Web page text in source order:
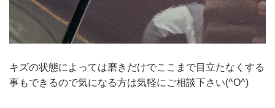
キズの状態によっては磨きだけでここまで目立たなくする
事もできるので気になる方は気軽にご相談下さい(^O^)